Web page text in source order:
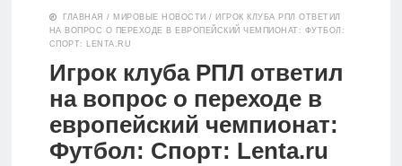
Тренеры
Документы
Контакты
ГЛАВНАЯ / МИРОВЫЕ НОВОСТИ / ИГРОК КЛУБА РПЛ ОТВЕТИЛ
НА ВОПРОС О ПЕРЕХОДЕ В ЕВРОПЕЙСКИЙ ЧЕМПИОНАТ: ФУТБОЛ:
СПОРТ: LENTA.RU
Игрок клуба РПЛ ответил
на вопрос о переходе в
европейский чемпионат:
Футбол: Спорт: Lenta.ru